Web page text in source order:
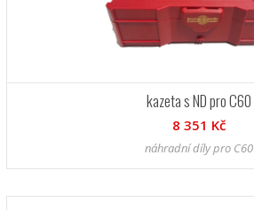
kazeta s ND pro C60
8 351 Kč
náhradní díly pro C60